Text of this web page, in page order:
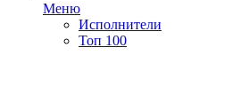
Меню
Исполнители
Топ 100